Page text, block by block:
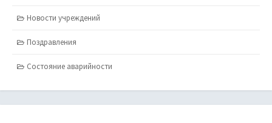
Новости учреждений
Поздравления
Состояние аварийности